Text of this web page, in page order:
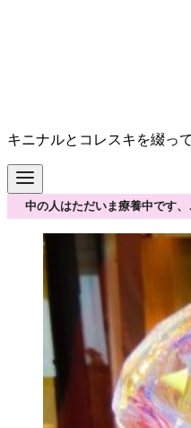
キニナルとコレスキを綴っ
中の人はただいま療養中です